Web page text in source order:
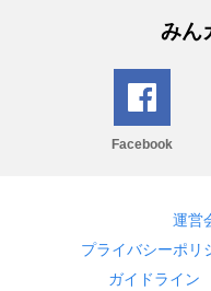
みん
Facebook
運営
プライバシーポリ
ガイドライン